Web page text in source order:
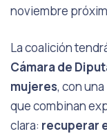
noviembre
La coalición
Cámara de
mujeres, con
que combinan
clara: recuperar